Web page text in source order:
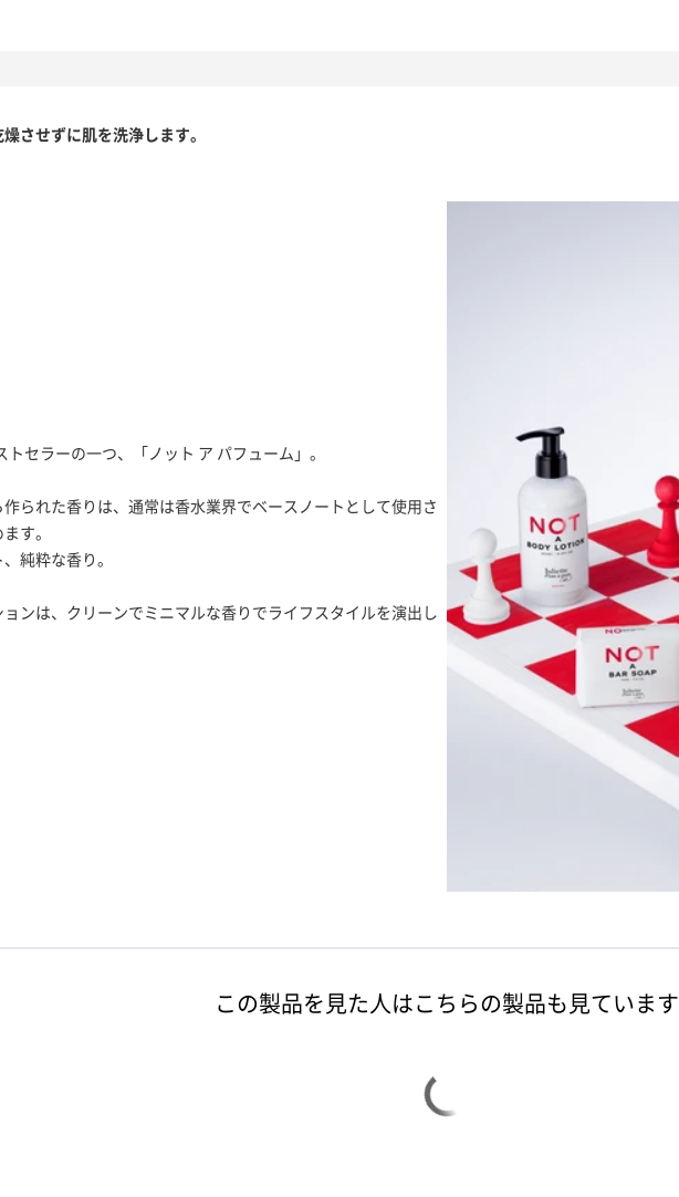
させずに肌を洗浄します。
セラーの一つ、「ノット ア パフューム」。
られた香りは、通常は香水業界でベースノートとして使用さ
す。
純粋な香り。
ンは、クリーンでミニマルな香りでライフスタイルを演出し
この製品を見た人はこちらの製品も見ています